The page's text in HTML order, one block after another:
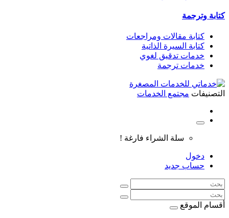
كتابة وترجمة
كتابة مقالات ومراجعات
كتابة السيرة الذاتية
خدمات تدقيق لغوي
خدمات ترجمة
التصنيفات مجتمع الخدمات
سلة الشراء فارغة !
دخول
حساب جديد
أقسام الموقع